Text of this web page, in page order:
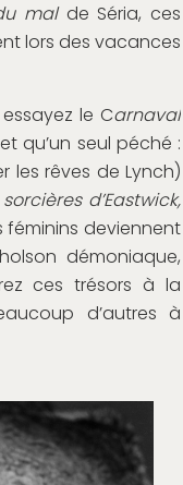
malde Séria, ces
lors des vacances
le Carnaval
qu’un seul péché :
les rêves de Lynch)
sorcières d’Eastwick,
deviennent
démoniaque,
ces trésors à la
d’autres à